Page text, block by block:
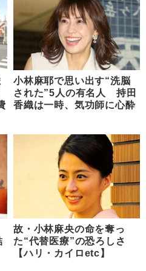
小林麻耶で思い出す“洗脳
された”5人の有名人 持田
香織は一時、気功師に心酔
故・小林麻央の命を奪っ
た“代替医療”の恐ろしさ
【ハリ・カイロetc】